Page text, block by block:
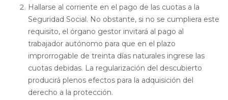
Hallarse al corriente en el pago de las cuotas a la
Seguridad Social. No obstante, si no se cumpliera este
requisito, el órgano gestor invitará al pago al
trabajador autónomo para que en el plazo
improrrogable de treinta días naturales ingrese las
cuotas debidas. La regularización del descubierto
producirá plenos efectos para la adquisición del
derecho a la protección.